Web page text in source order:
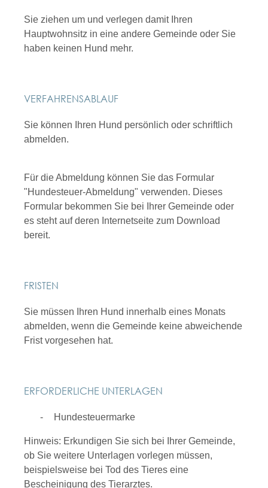
Sie ziehen um und verlegen damit Ihren
Hauptwohnsitz in eine andere Gemeinde oder Sie
haben keinen Hund mehr.
VERFAHRENSABLAUF
Sie können Ihren Hund persönlich oder schriftlich
abmelden.
Für die Abmeldung können Sie das Formular
"Hundesteuer-Abmeldung" verwenden. Dieses
Formular bekommen Sie bei Ihrer Gemeinde oder
es steht auf deren Internetseite zum Download
bereit.
FRISTEN
Sie müssen Ihren Hund innerhalb eines Monats
abmelden, wenn die Gemeinde keine abweichende
Frist vorgesehen hat.
ERFORDERLICHE UNTERLAGEN
Hundesteuermarke
Hinweis: Erkundigen Sie sich bei Ihrer Gemeinde,
ob Sie weitere Unterlagen vorlegen müssen,
beispielsweise bei Tod des Tieres eine
Bescheinigung des Tierarztes.